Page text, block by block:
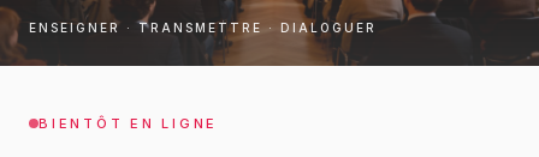
ENSEIGNER · TRANSMETTRE · DIALOGUER
BIENTÔT EN LIGNE